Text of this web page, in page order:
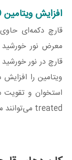
افزایش ویتامین D در قارچ دکمه‌ای
قارچ دکمه‌ای
معرض نور خورشید
treated می‌توانند منبع خوبی برای افراد گیاه‌خوار باشند.